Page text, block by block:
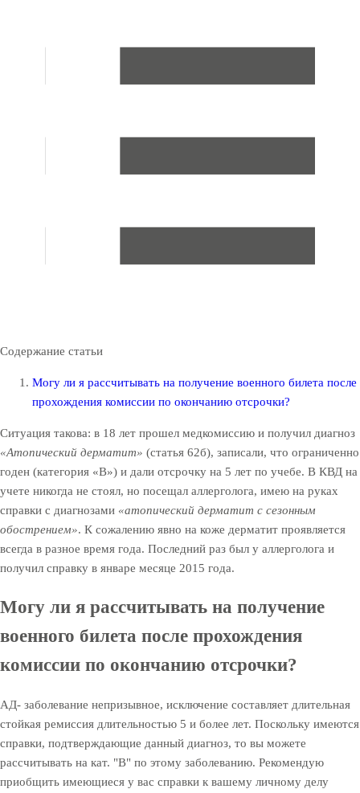
Содержание статьи
Могу ли я рассчитывать на получение военного билета после
прохождения комиссии по окончанию отсрочки?
Ситуация такова: в 18 лет прошел медкомиссию и получил диагноз
«Атопический дерматит» (статья 62б), записали, что ограниченно
годен (категория «В») и дали отсрочку на 5 лет по учебе. В КВД на
учете никогда не стоял, но посещал аллерголога, имею на руках
справки с диагнозами «атопический дерматит с сезонным
обострением». К сожалению явно на коже дерматит проявляется
всегда в разное время года. Последний раз был у аллерголога и
получил справку в январе месяце 2015 года.
Могу ли я рассчитывать на получение
военного билета после прохождения
комиссии по окончанию отсрочки?
АД- заболевание непризывное, исключение составляет длительная
стойкая ремиссия длительностью 5 и более лет. Поскольку имеются
справки, подтверждающие данный диагноз, то вы можете
рассчитывать на кат. "В" по этому заболеванию. Рекомендую
приобщить имеющиеся у вас справки к вашему личному делу